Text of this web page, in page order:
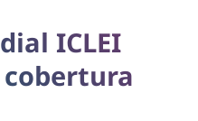
ICLEI
cobertura